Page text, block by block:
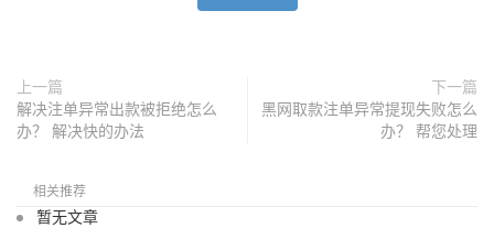
上一篇
解决注单异常出款被拒绝怎么
办？ 解决快的办法
下一篇
黑网取款注单异常提现失败怎么
办？ 帮您处理
相关推荐
暂无文章